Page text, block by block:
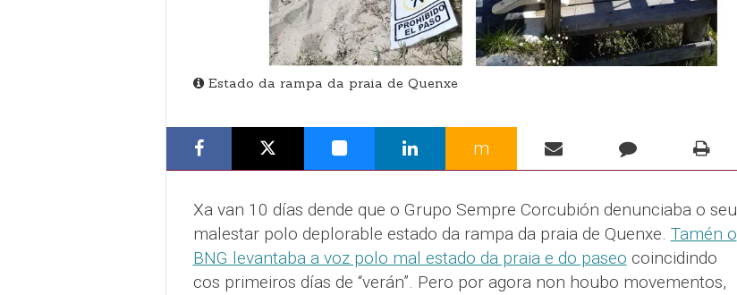
Estado da rampa da praia de Quenxe
m
Xa van 10 días dende que o Grupo Sempre Corcubión denunciaba o seu
malestar polo deplorable estado da rampa da praia de Quenxe. Tamén o
BNG levantaba a voz polo mal estado da praia e do paseo coincidindo
cos primeiros días de “verán”. Pero por agora non houbo movementos,